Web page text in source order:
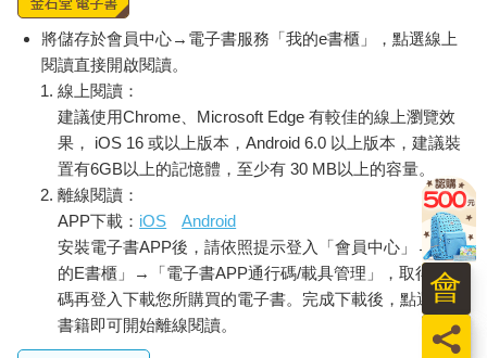
穿。走讀生則身著雜棕色的衣服。年紀較小的女孩會在背上紮一
條辮子，並稱學姊為「女神」；年紀較大的女孩可以紮兩條辮
子，並將披肩疊成大三角形後，不慌不忙地披在背上，以特別彰
顯自己的身分。低年級的女孩在跳舞時會穿著有襯裙的灰色及膝
連衣裙，高年級的女孩則穿著粉紅色連衣裙，只有少數班上表現
最傑出的女孩，才能穿上夢寐以求的純白連衣裙。顏色越純代表
達到美德標準越高。女孩們都統一穿著乾淨的粉紅色棉質長襪，
在臀部處用鬆緊帶束起，秀髮整齊地向後紮成低髮髻，芭蕾舞鞋
上的絲帶在腳踝處繞二或三圈，然後整齊地塞進鞋裡，有點像希
臘涼鞋。
正如同對年輕舞者的嚴謹規範，對朝臣的規範同樣嚴格和詳細。
每個人在宮廷裡都必須身著制服，或至少須根據位階治裝。舉凡
刺繡圖案、裙子和裙襬的長度、剪裁、布料、顏色都有嚴格的規
定。位階的變化意味著更換制服，就像劇院街那些模仿朝臣的孩
子們一樣，朝臣會透過不同顏色表示位階的晉升：從白褲變成黑
將儲存於會員中心→電子書服務「我的e書櫃」，點選線上
閱讀直接開啟閱讀。
線上閱讀：
建議使用Chrome、Microsoft Edge 有較佳的線上瀏覽效
果， iOS 16 或以上版本，Android 6.0 以上版本，建議裝
置有6GB以上的記憶體，至少有 30 MB以上的容量。
離線閱讀：
APP下載： iOS
Android
安裝電子書APP後，請依照提示登入「會員中心」→「我
的E書櫃」→「電子書APP通行碼/載具管理」，取得通行
碼再登入下載您所購買的電子書。完成下載後，點選任一
書籍即可開始離線閱讀。
員
會